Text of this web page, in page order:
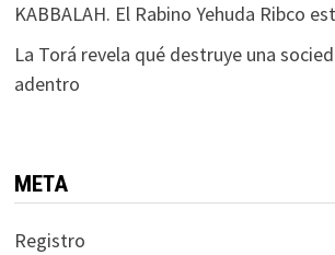
KABBALAH. El Rabino Yehuda Ribco
La Torá revela qué destruye una
adentro
META
Registro